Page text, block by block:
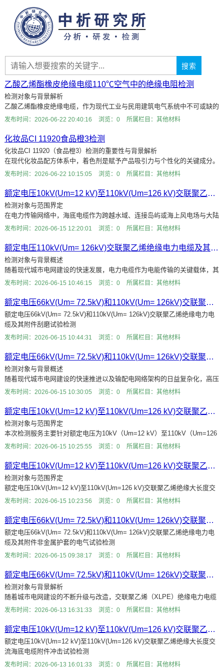
约有127篇,以下是第1-20篇
乙酸乙烯酯橡皮绝缘电缆110℃空气中的绝缘电阻检测
检测对象与背景解析
乙酸乙烯酯橡皮绝缘电缆，作为现代工业与民用建筑电气系统中不可或缺的
传输介质，因其优异的柔软性、耐热老化性能以及良好的电气绝缘特性，被
发布时间：2026-06-22 20:40:16 浏览：0 所属栏目：其他材料
化妆品CI 11920食品橙3检测
化妆品CI 11920（食品橙3）检测的重要性与背景解析
在现代化妆品配方体系中，着色剂是赋予产品吸引力与个性化的关键成分。
其中，CI 11920，俗称“食品橙3”或“Orange 3”，作为一种常
发布时间：2026-06-22 10:15:05 浏览：0 所属栏目：其他材料
额定电压10kV(Um=12 kV)至110kV(Um=126 kV)交联聚乙烯绝缘大长度交流海底电缆附件电压试验检测
检测对象与范围界定
在电力传输网络中，海底电缆作为跨越水域、连接岛屿或海上风电场与大陆
电网的关键纽带，其运行可靠性直接关系到区域电网的安全稳定。本次检测
发布时间：2026-06-15 12:20:01 浏览：0 所属栏目：其他材料
额定电压110kV(Um= 126kV)交联聚乙烯绝缘电力电缆及其附件透水试验检测
检测对象与背景概述
随着现代城市电网建设的快速发展，电力电缆作为电能传输的关键载体，其
运行可靠性直接关系到整个供电系统的安全与稳定。在高压输电领域，额定
发布时间：2026-06-15 10:46:15 浏览：0 所属栏目：其他材料
额定电压66kV(Um= 72.5kV)和110kV(Um= 126kV)交联聚乙烯绝缘电力电缆及其附件刮磨试验检测
额定电压66kV(Um= 72.5kV)和110kV(Um= 126kV)交联聚乙烯绝缘电力电
缆及其附件刮磨试验检测
随着城市电网建设的不断升级与改造，高压电力电缆作为电能传输的“大动
发布时间：2026-06-15 10:44:31 浏览：0 所属栏目：其他材料
额定电压66kV(Um= 72.5kV)和110kV(Um= 126kV)交联聚乙烯绝缘电力电缆及其附件复合套弯曲试验检测
检测对象与背景概述
随着现代城市电网建设的快速推进以及输配电网络架构的日益复杂化，高压
电力电缆作为电能传输的“大动脉”，其运行可靠性与安全性直接关系到整个
发布时间：2026-06-15 10:30:05 浏览：0 所属栏目：其他材料
额定电压10kV(Um=12 kV)至110kV(Um=126 kV)交联聚乙烯绝缘大长度交流海底电缆及附件热循环电压试验检测
检测对象与范围界定
本次检测服务主要针对额定电压为10kV（Um=12 kV）至110kV（Um=126
kV）的交联聚乙烯（XLPE）绝缘大长度交流海底电缆及其附件。随着跨海
发布时间：2026-06-15 10:25:55 浏览：0 所属栏目：其他材料
额定电压10kV(Um=12 kV)至110kV(Um=126 kV)交联聚乙烯绝缘大长度交流海底电缆及附件全部项目检测
检测对象与范围界定
额定电压10kV(Um=12 kV)至110kV(Um=126 kV)交联聚乙烯绝缘大长度交
流海底电缆及附件全部项目检测，是保障跨海电力传输系统安全稳定运行的
发布时间：2026-06-15 10:23:56 浏览：0 所属栏目：其他材料
额定电压66kV(Um= 72.5kV)和110kV(Um= 126kV)交联聚乙烯绝缘电力电缆及其附件非金属护套的电气试验检测
额定电压66kV(Um= 72.5kV)和110kV(Um= 126kV)交联聚乙烯绝缘电力电
缆及其附件非金属护套的电气试验检测
随着现代城市电网建设的快速推进及电力传输容量的不断提升，交联聚乙
发布时间：2026-06-15 09:38:17 浏览：0 所属栏目：其他材料
额定电压66kV(Um= 72.5kV)和110kV(Um= 126kV)交联聚乙烯绝缘电力电缆附件局部放电试验检测
检测对象与背景解析
随着城市电网建设的不断升级与改造，交联聚乙烯（XLPE）绝缘电力电缆
因其优异的电气性能、机械性能及易于敷设维护的特点，已成为城市输配电
发布时间：2026-06-13 16:31:33 浏览：0 所属栏目：其他材料
额定电压10kV(Um=12 kV)至110kV(Um=126 kV)交联聚乙烯绝缘大长度交流海底电缆附件冲击试验检测
额定电压10kV(Um=12 kV)至110kV(Um=126 kV)交联聚乙烯绝缘大长度交
流海底电缆附件冲击试验检测
随着全球海洋能源开发的不断深入，海底电缆作为跨海输电、海上风电并网
发布时间：2026-06-13 16:01:33 浏览：0 所属栏目：其他材料